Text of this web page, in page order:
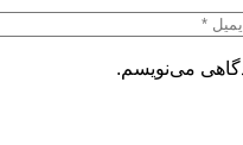
می‌نویسم.